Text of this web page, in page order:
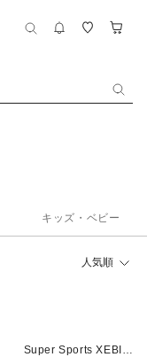
キッズ・ベビー
人気順
Super Sports XEBIO